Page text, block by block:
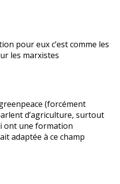
pour eux c’est comme les
les marxistes
(forcément
d’agriculture, surtout
ont une formation
adaptée à ce champ